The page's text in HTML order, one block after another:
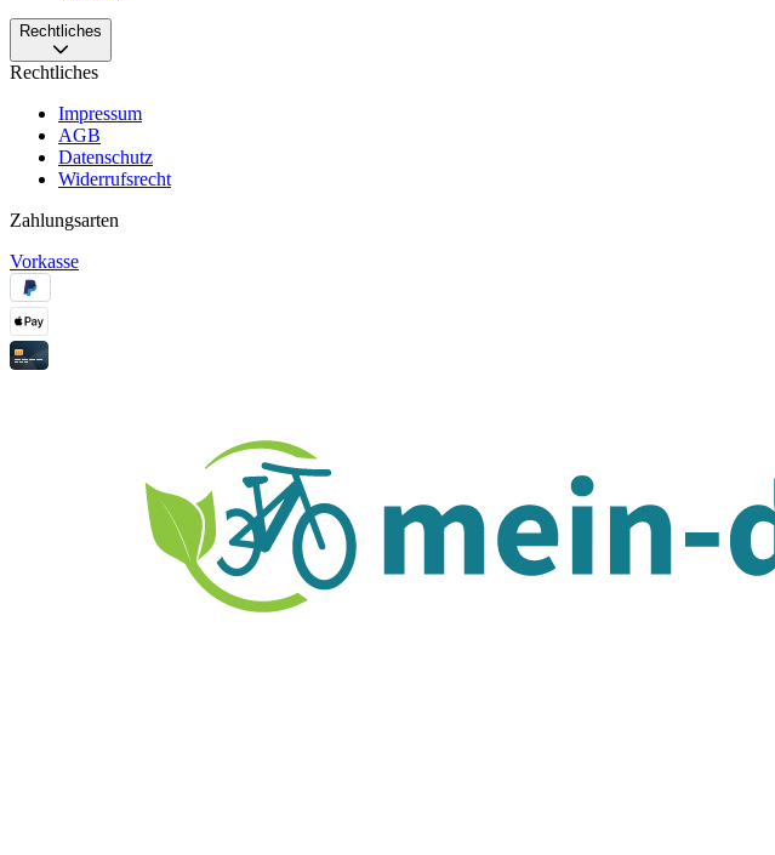
Rechtliches
Rechtliches
Impressum
AGB
Datenschutz
Widerrufsrecht
Zahlungsarten
Vorkasse